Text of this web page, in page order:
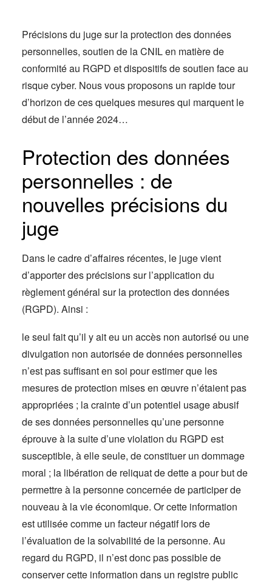
Précisions du juge sur la protection des données
personnelles, soutien de la CNIL en matière de
conformité au RGPD et dispositifs de soutien face au
risque cyber. Nous vous proposons un rapide tour
d’horizon de ces quelques mesures qui marquent le
début de l’année 2024…
Protection des données
personnelles : de
nouvelles précisions du
juge
Dans le cadre d’affaires récentes, le juge vient
d’apporter des précisions sur l’application du
règlement général sur la protection des données
(RGPD). Ainsi :
le seul fait qu’il y ait eu un accès non autorisé ou une
divulgation non autorisée de données personnelles
n’est pas suffisant en soi pour estimer que les
mesures de protection mises en œuvre n’étaient pas
appropriées ; la crainte d’un potentiel usage abusif
de ses données personnelles qu’une personne
éprouve à la suite d’une violation du RGPD est
susceptible, à elle seule, de constituer un dommage
moral ; la libération de reliquat de dette a pour but de
permettre à la personne concernée de participer de
nouveau à la vie économique. Or cette information
est utilisée comme un facteur négatif lors de
l’évaluation de la solvabilité de la personne. Au
regard du RGPD, il n’est donc pas possible de
conserver cette information dans un registre public